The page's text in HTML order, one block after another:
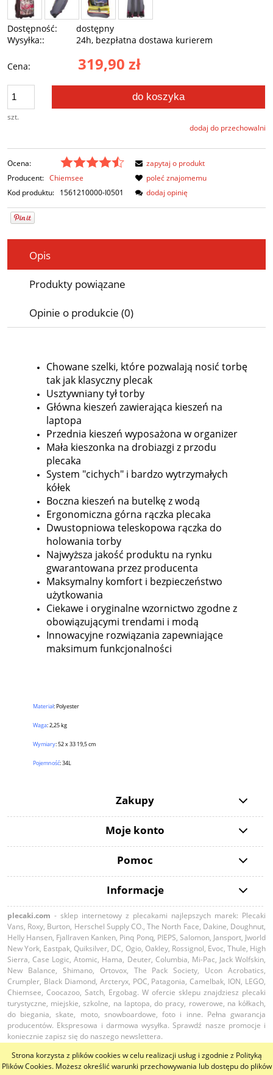
Strona korzysta z plików cookies w celu realizacji usług i zgodnie z Polityką
Plików Cookies. Możesz określić warunki przechowywania lub dostępu do plików
Dostępność:
dostępny
Wysyłka::
24h, bezpłatna dostawa kurierem
Cena: 319,90 zł
szt.
do koszyka
dodaj do przechowalni
Ocena:
Producent: Chiemsee
Kod produktu: 1561210000-I0501
zapytaj o produkt
poleć znajomemu
dodaj opinię
Opis
Produkty powiązane
Opinie o produkcie (0)
Chowane szelki, które pozwalają nosić torbę
tak jak klasyczny plecak
Usztywniany tył torby
Główna kieszeń zawierająca kieszeń na
laptopa
Przednia kieszeń wyposażona w organizer
Mała kieszonka na drobiazgi z przodu
plecaka
System "cichych" i bardzo wytrzymałych
kółek
Boczna kieszeń na butelkę z wodą
Ergonomiczna górna rączka plecaka
Dwustopniowa teleskopowa rączka do
holowania torby
Najwyższa jakość produktu na rynku
gwarantowana przez producenta
Maksymalny komfort i bezpieczeństwo
użytkowania
Ciekawe i oryginalne wzornictwo zgodne z
obowiązującymi trendami i modą
Innowacyjne rozwiązania zapewniające
maksimum funkcjonalności
Materiał: Polyester
Waga: 2,25 kg
Wymiary: 52 x 33 19,5 cm
Pojemność: 34L
Zakupy
Moje konto
Pomoc
Informacje
plecaki.com - sklep internetowy z plecakami najlepszych marek: Plecaki
Vans, Roxy, Burton, Herschel Supply CO., The North Face, Dakine, Doughnut,
Helly Hansen, Fjallraven Kanken, Pinq Ponq, PIEPS, Salomon, Jansport, Jworld
New York, Eastpak, Quiksilver, DC, Ogio, Oakley, Rossignol, Evoc, Thule, High
Sierra, Case Logic, Atomic, Hama, Deuter, Columbia, Mi-Pac, Jack Wolfskin,
New Balance, Shimano, Ortovox, The Pack Society, Ucon Acrobatics,
Crumpler, Black Diamond, Arcteryx, POC, Patagonia, Camelbak, ION, LEGO,
Chiemsee, Coocazoo, Satch, Ergobag. W ofercie sklepu znajdziesz plecaki
turystyczne, miejskie, szkolne, na laptopa, do pracy, rowerowe, na kółkach,
do biegania, skate, moto, snowboardowe, foto i inne. Pełna gwarancja
producentów. Ekspresowa i darmowa wysyłka. Sprawdź nasze promocje i
koniecznie zapisz się do naszego newslettera.
pokaż pełną wersję strony